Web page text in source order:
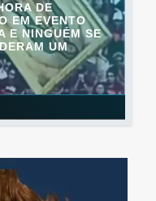
DE
EM EVENTO
E NINGUÉM SE
UM